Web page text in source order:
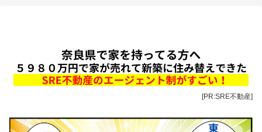
[PR:SRE不動産]